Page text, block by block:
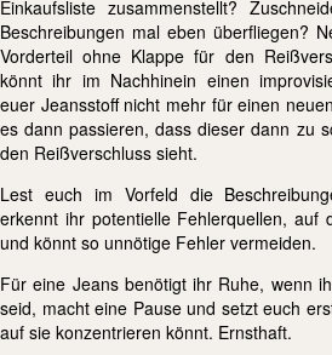
Einkaufsliste zusammenstellt?
Beschreibungen mal eben überfliegen?
Vorderteil ohne Klappe für den
könnt ihr im Nachhinein einen
euer Jeansstoff nicht mehr für einen
es dann passieren, dass dieser dann zu
den Reißverschluss sieht.
Lest euch im Vorfeld die
erkennt ihr potentielle Fehlerquellen, auf
und könnt so unnötige Fehler vermeiden.
Für eine Jeans benötigt ihr Ruhe, wenn
seid, macht eine Pause und setzt euch
auf sie konzentrieren könnt. Ernsthaft.